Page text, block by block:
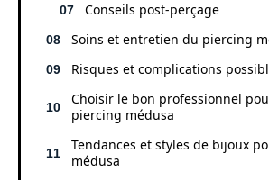
Conseils post-perçage
Soins et entretien du piercing
Risques et complications
Choisir le bon professionnel
piercing médusa
Tendances et styles de bijoux
médusa